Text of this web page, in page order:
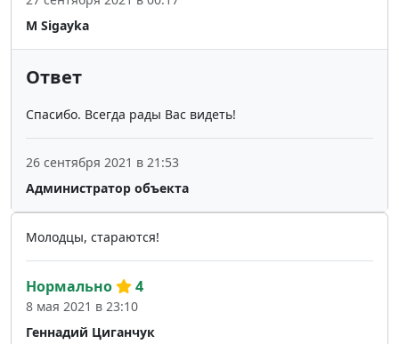
M Sigayka
Ответ
Спасибо. Всегда рады Вас видеть!
Администратор объекта
26 сентября 2021 в 21:53
Молодцы, стараются!
Геннадий Циганчук
Нормально 4
8 мая 2021 в 23:10